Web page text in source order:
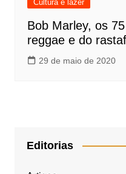
Cultura e lazer
Bob Marley, os
reggae e do
29 de maio de 2020
Editorias